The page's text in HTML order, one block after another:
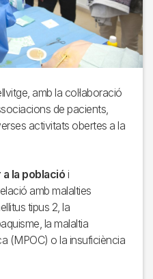
amb la col·laboració
de pacients,
activitats obertes a la
la població i
amb malalties
tipus 2, la
la malaltia
(MPOC) o la insuficiència